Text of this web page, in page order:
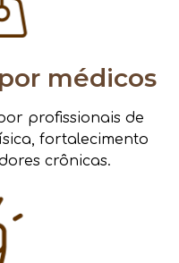
médicos
profissionais de
fortalecimento
crônicas.